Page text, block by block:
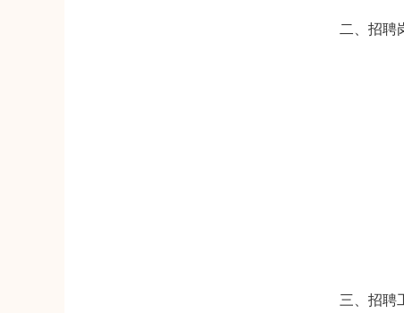
二、招聘
三、招聘